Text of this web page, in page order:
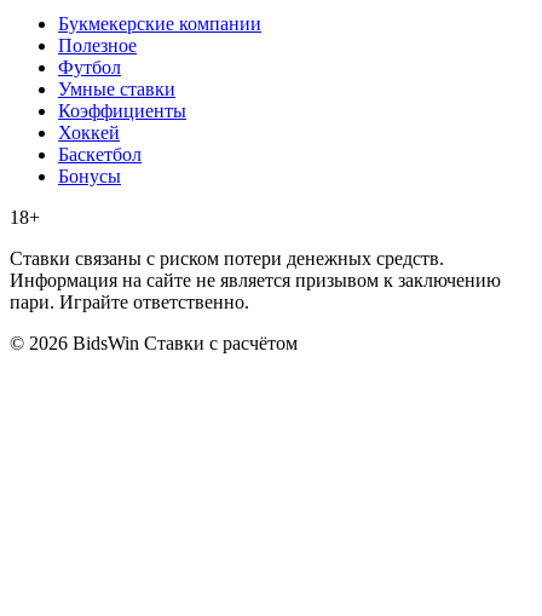
Букмекерские компании
Полезное
Футбол
Умные ставки
Коэффициенты
Хоккей
Баскетбол
Бонусы
18+
Ставки связаны с риском потери денежных средств.
Информация на сайте не является призывом к заключению
пари. Играйте ответственно.
© 2026 BidsWin Ставки с расчётом